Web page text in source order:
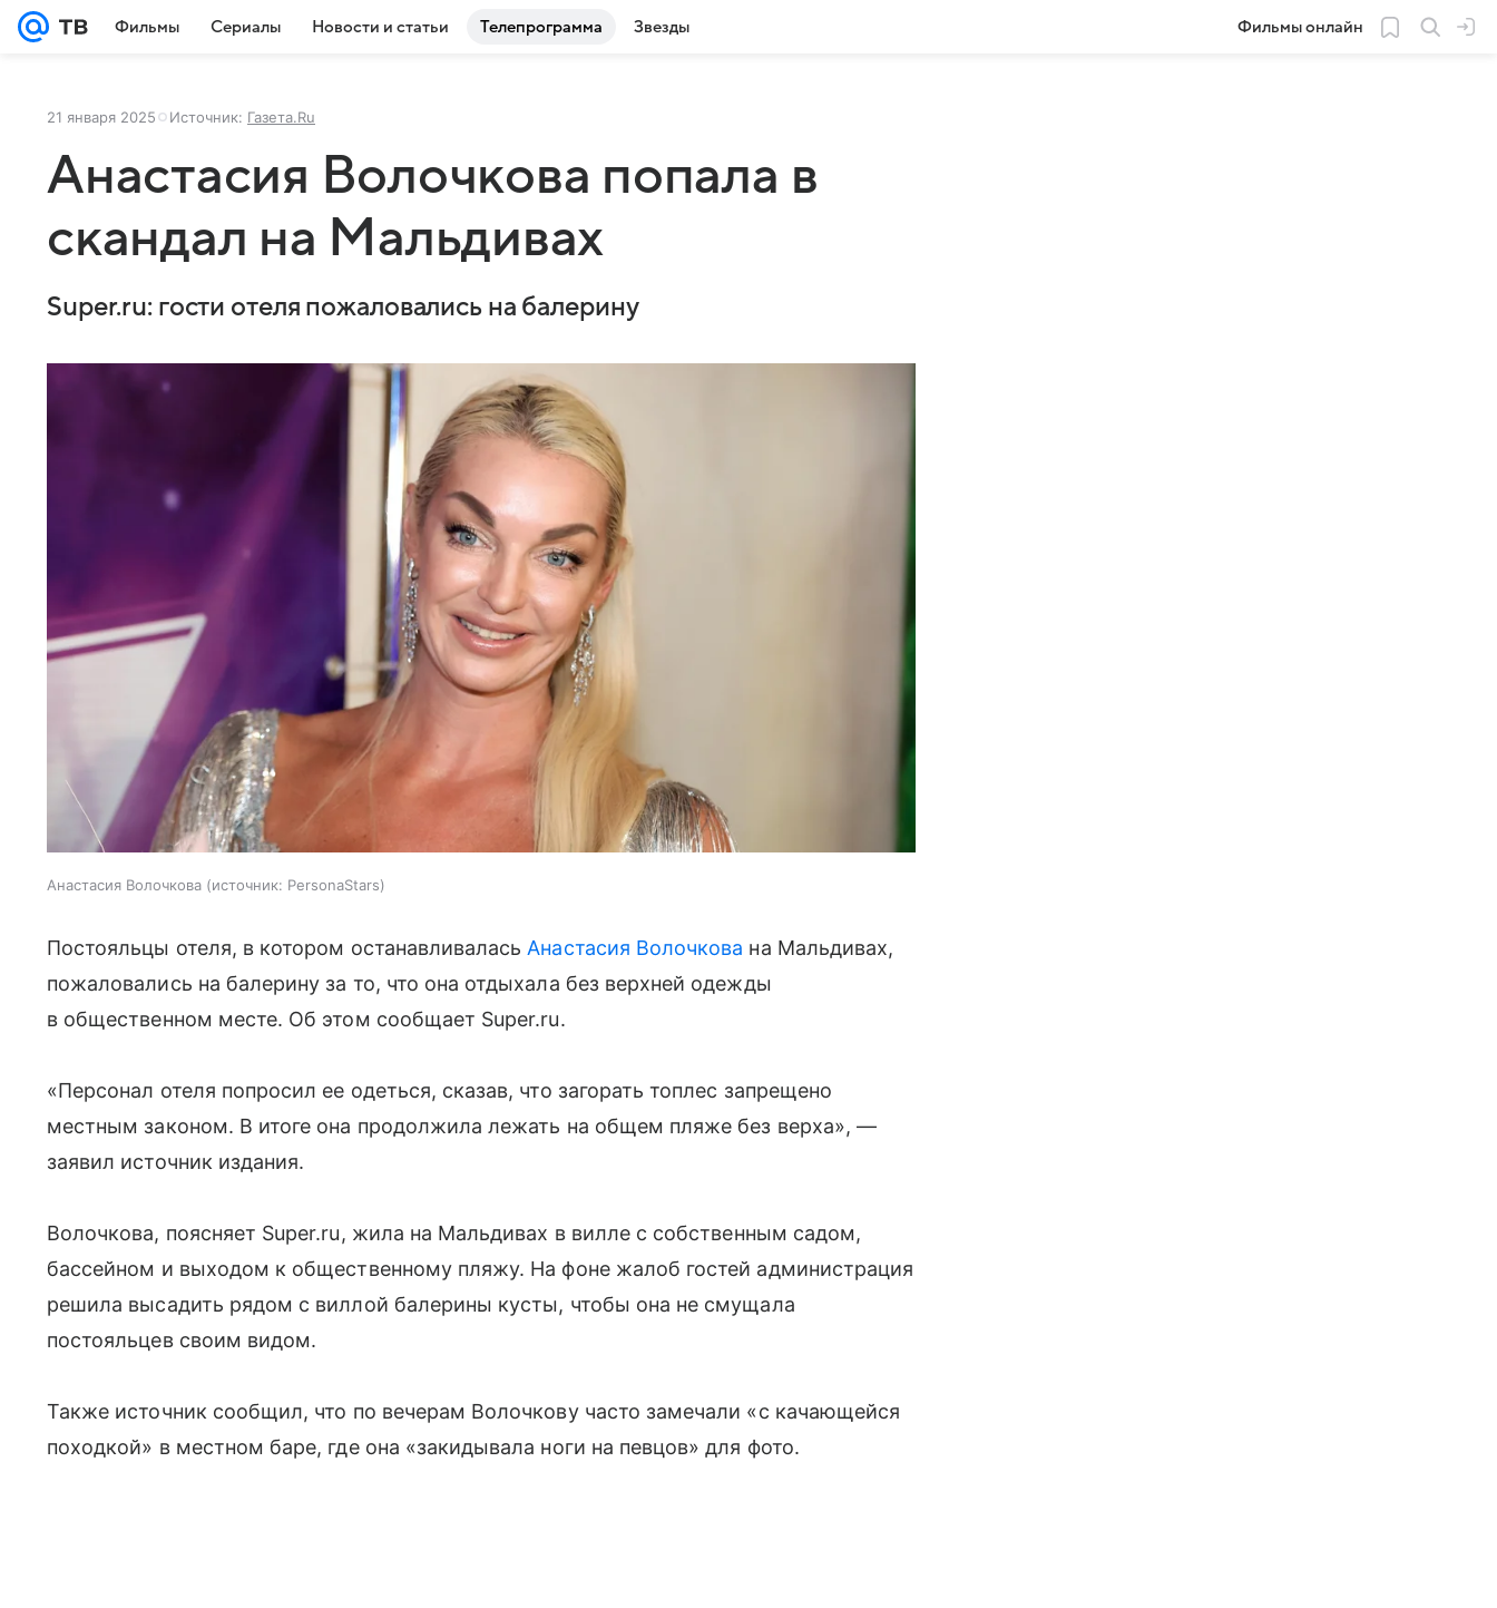
Фильмы Сериалы Новости и статьи Телепрограмма Звезды Фильмы онлайн
21 января 2025 Источник: Газета.Ru
Анастасия Волочкова попала в
скандал на Мальдивах
Super.ru: гости отеля пожаловались на балерину
Анастасия Волочкова источник: PersonaStars
Постояльцы отеля, в котором останавливалась Анастасия Волочкова на Мальдивах,
пожаловались на балерину за то, что она отдыхала без верхней одежды
в общественном месте. Об этом сообщает Super.ru.
«Персонал отеля попросил ее одеться, сказав, что загорать топлес запрещено
местным законом. В итоге она продолжила лежать на общем пляже без верха», —
заявил источник издания.
Волочкова, поясняет Super.ru, жила на Мальдивах в вилле с собственным садом,
бассейном и выходом к общественному пляжу. На фоне жалоб гостей администрация
решила высадить рядом с виллой балерины кусты, чтобы она не смущала
постояльцев своим видом.
Также источник сообщил, что по вечерам Волочкову часто замечали «с качающейся
походкой» в местном баре, где она «закидывала ноги на певцов» для фото.